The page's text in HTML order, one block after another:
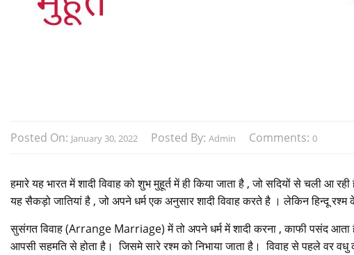
Posted On: January 30, 2022 Posted By: Admin Comments: 0
हमारे यह भारत में शादी विवाह को शुभ मुहूर्त में ही किया जाता है , जो सदियों से चली आ
यह सैकड़ो जातियां है , जो अपने धर्म एक अनुसार शादी विवाह करते है । लेकिन हिन्दू
सुसंगत विवाह (Arrange Marriage) में तो अपने धर्म में शादी करना , काफी पसंद
आपसी सहमति से होता है। जिसमे सारे रश्म को निभाया जाता है। विवाह से पहले वर